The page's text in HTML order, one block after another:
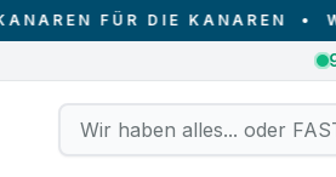
FÜR DIE KANAREN•WIR